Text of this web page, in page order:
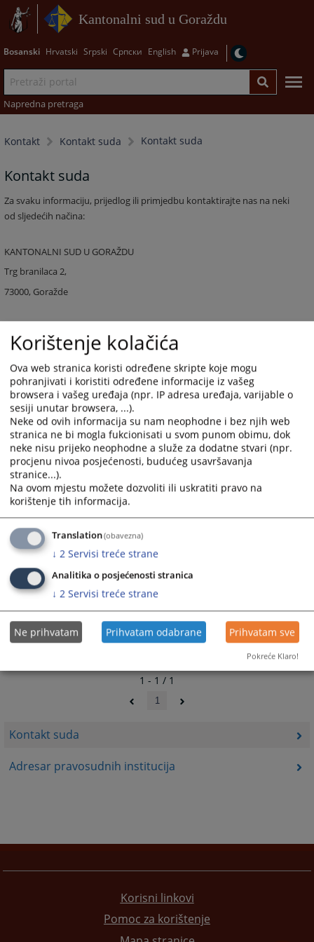
Kantonalni sud u Goraždu
Bosanski Hrvatski Srpski Српски English Prijava
Napredna pretraga
Kontakt Kontakt suda Kontakt suda
Kontakt suda
Adresar pravosudnih institucija
Kontakt suda
Za svaku informaciju, prijedlog ili primjedbu kontaktirajte nas na neki
od sljedećih načina:
KANTONALNI SUD U GORAŽDU
Trg branilaca 2,
73000, Goražde
Centrala 038/224-128
Šef pisarnice: 038/224-128 lokal 14
e-mail: nermina.tiro@pravosudje.ba
4930PREGLEDA
1 - 1 / 1
1
Korisni linkovi
Pomoc za korištenje
Korištenje kolačića
Ova web stranica koristi određene skripte koje mogu
pohranjivati i koristiti određene informacije iz vašeg
browsera i vašeg uređaja (npr. IP adresa uređaja, varijable o
sesiji unutar browsera, ...).
Neke od ovih informacija su nam neophodne i bez njih web
stranica ne bi mogla fukcionisati u svom punom obimu, dok
neke nisu prijeko neophodne a služe za dodatne stvari (npr.
procjenu nivoa posjećenosti, budućeg usavršavanja
stranice...).
Na ovom mjestu možete dozvoliti ili uskratiti pravo na
korištenje tih informacija.
Translation(obavezna)
↓ 2 Servisi treće strane
Analitika o posjećenosti stranica
↓ 2 Servisi treće strane
Ne prihvatam Prihvatam odabrane Prihvatam sve
Pokreće Klaro!